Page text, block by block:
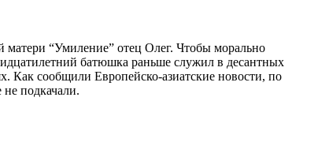
матери “Умиление” отец Олег. Чтобы морально
батюшка раньше служил в десантных
Как сообщили Европейско-азиатские новости, по
подкачали.